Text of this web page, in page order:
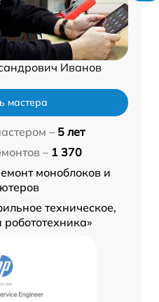
Иванов
мастера
– 5 лет
– 1 370
моноблоков и
техническое,